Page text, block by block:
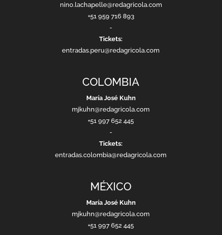
nino.lachapelle@redagricola.com
+51 959 716 893
-
Tickets:
entradas.peru@redagricola.com
COLOMBIA
María José Kuhn
mjkuhn@redagricola.com
+51 997 652 445
-
Tickets:
entradas.colombia@redagricola.com
MÉXICO
María José Kuhn
mjkuhn@redagricola.com
+51 997 652 445